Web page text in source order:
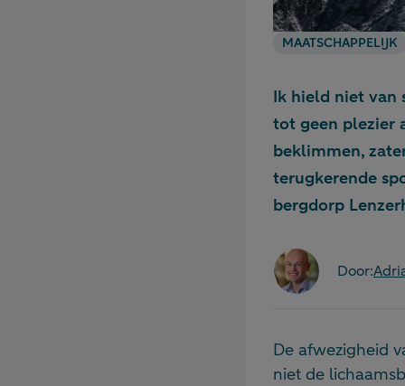
MAATSCHAPPELIJK
Ik hield niet van
tot geen plezier
beklimmen,
terugkerende
bergdorp
Door:
De afwezigheid
niet de